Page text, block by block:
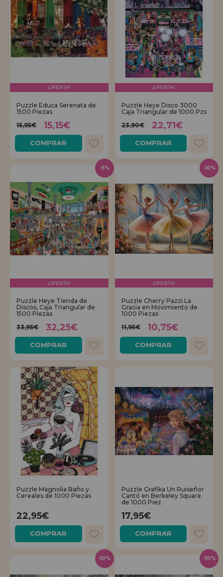
¡OFERTA!
Puzzle Educa Serenata de
1500 Piezas
15,95€
15,15€
COMPRAR
¡OFERTA!
Puzzle Heye Disco 3000
Caja Triangular de 1000 Pzs
23,90€
22,71€
COMPRAR
¡OFERTA!
Puzzle Heye Tienda de
Discos, Caja Triangular de
1500 Piezas
33,95€
32,25€
COMPRAR
-5%
¡OFERTA!
Puzzle Cherry Pazzi La
Gracia en Movimiento de
1000 Piezas
11,95€
10,75€
COMPRAR
-10%
Puzzle Magnolia Baño y
Cereales de 1000 Piezas
22,95€
COMPRAR
Puzzle Grafika Un Ruiseñor
Cantó en Berkeley Square
de 1000 Piez
17,95€
COMPRAR
-10% -10%